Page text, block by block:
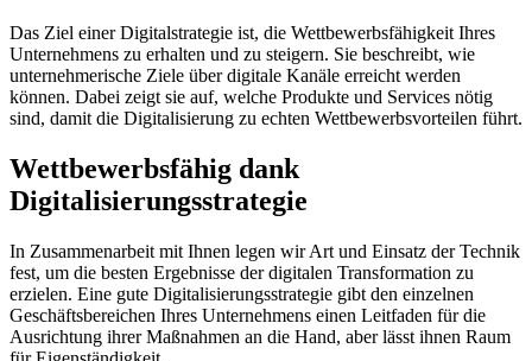
Das Ziel einer Digitalstrategie ist, die Wettbewerbsfähigkeit Ihres
Unternehmens zu erhalten und zu steigern. Sie beschreibt, wie
unternehmerische Ziele über digitale Kanäle erreicht werden
können. Dabei zeigt sie auf, welche Produkte und Services nötig
sind, damit die Digitalisierung zu echten Wettbewerbsvorteilen führt.
Wettbewerbsfähig dank
Digitalisierungsstrategie
In Zusammenarbeit mit Ihnen legen wir Art und Einsatz der Technik
fest, um die besten Ergebnisse der digitalen Transformation zu
erzielen. Eine gute Digitalisierungsstrategie gibt den einzelnen
Geschäftsbereichen Ihres Unternehmens einen Leitfaden für die
Ausrichtung ihrer Maßnahmen an die Hand, aber lässt ihnen Raum